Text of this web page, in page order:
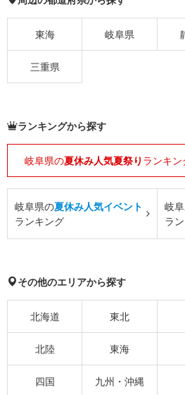
東海 岐阜県
三重県
ランキングから探す
岐阜県の夏休み人気夏祭り ランキン
岐阜県の夏休み人気イベント
ランキング
岐
ラ
その他のエリアから探す
北海道 東北
北陸 東海
四国 九州・沖縄